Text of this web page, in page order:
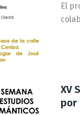
El
XV
por